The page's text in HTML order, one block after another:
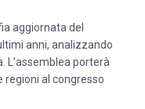
aggiornata del
anni, analizzando
. L’assemblea porterà
regioni al congresso